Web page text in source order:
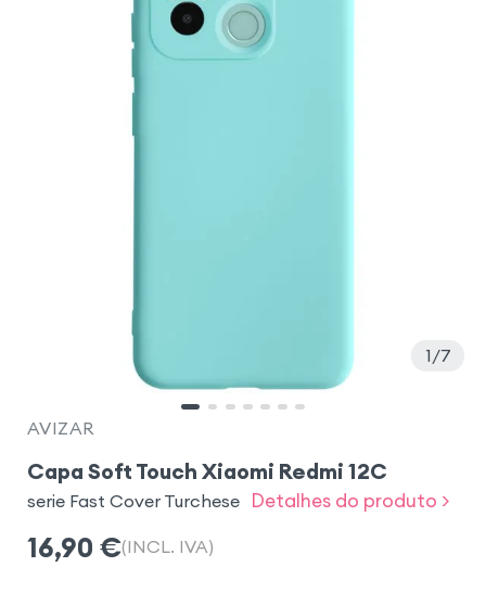
1 7
AVIZAR
Capa Soft Touch Xiaomi Redmi 12C
serie Fast Cover Turchese Detalhes do produto >
16,90 €(INCL. IVA)